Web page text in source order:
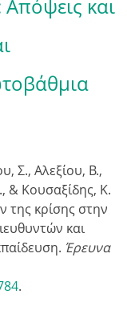
και
Σ., Αλεξίου, Β.,
& Κουσαξίδης, Κ.
της κρίσης στην
και
Έρευνα
.